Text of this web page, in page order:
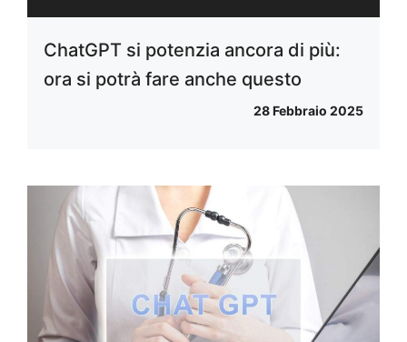
ChatGPT si potenzia ancora di più:
ora si potrà fare anche questo
28 Febbraio 2025